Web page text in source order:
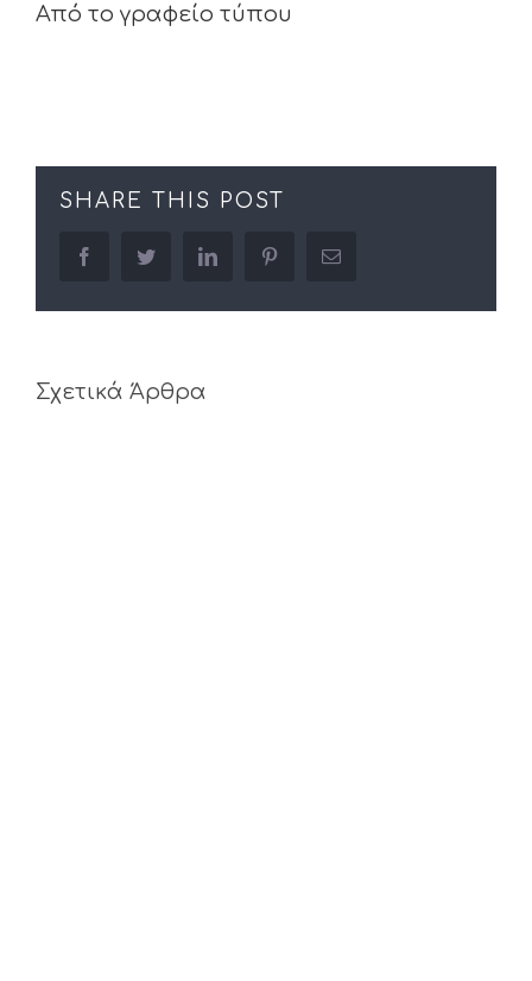
Από το γραφείο τύπου
SHARE THIS POST
facebooktwitter linkedin pinterestEmail
Σχετικά Άρθρα